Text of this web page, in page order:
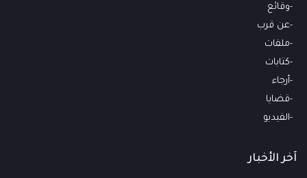
وقائع
عن قرب
ملفات
كتابات
أرجاء
قضايا
الفيديو
آخر الأخبار